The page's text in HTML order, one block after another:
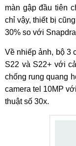
màn gập đầu tiên
chỉ vậy, thiết bị
30% so với
Về nhiếp ảnh, bộ 3
S22 và S22+ với
chống rung quang
camera tel 10MP
thuật số 30x.